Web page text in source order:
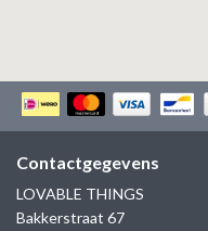
KAPTEN & SON
Contactgegevens
LOVABLE THINGS
Bakkerstraat 67